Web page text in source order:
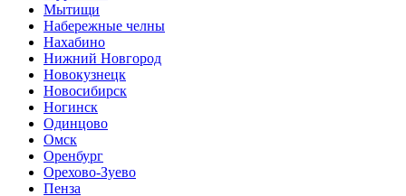
Мытищи
Набережные челны
Нахабино
Нижний Новгород
Новокузнецк
Новосибирск
Ногинск
Одинцово
Омск
Оренбург
Орехово-Зуево
Пенза